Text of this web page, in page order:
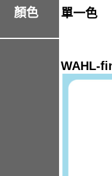
顏色 單一色
WAHL-